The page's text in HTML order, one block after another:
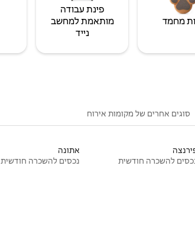
מחמד
פינת עבודה
מותאמת למחשב
נייד
סוגים אחרים של מקומות אירוח
להשכרה חודשית
אתונה
נכסים להשכרה חודשית